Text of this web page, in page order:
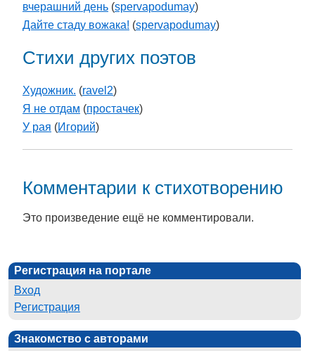
вчерашний день (spervapodumay)
Дайте стаду вожака! (spervapodumay)
Стихи других поэтов
Художник. (ravel2)
Я не отдам (простачек)
У рая (Игорий)
Комментарии к стихотворению
Это произведение ещё не комментировали.
Регистрация на портале
Вход
Регистрация
Знакомство с авторами